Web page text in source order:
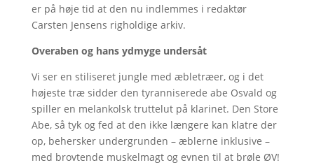
er på høje tid at den nu indlemmes i redaktør
Carsten Jensens righoldige arkiv.
Overaben og hans ydmyge undersåt
Vi ser en stiliseret jungle med æbletræer, og i det
højeste træ sidder den tyranniserede abe Osvald og
spiller en melankolsk truttelut på klarinet. Den Store
Abe, så tyk og fed at den ikke længere kan klatre der
op, behersker undergrunden – æblerne inklusive –
med brovtende muskelmagt og evnen til at brøle ØV!